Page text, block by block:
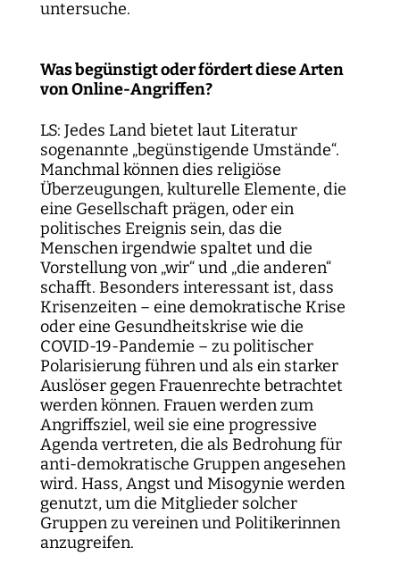
untersuche.
Was begünstigt oder fördert diese Arten
von Online-Angriffen?
LS: Jedes Land bietet laut Literatur
sogenannte „begünstigende Umstände“.
Manchmal können dies religiöse
Überzeugungen, kulturelle Elemente, die
eine Gesellschaft prägen, oder ein
politisches Ereignis sein, das die
Menschen irgendwie spaltet und die
Vorstellung von „wir“ und „die anderen“
schafft. Besonders interessant ist, dass
Krisenzeiten – eine demokratische Krise
oder eine Gesundheitskrise wie die
COVID-19-Pandemie – zu politischer
Polarisierung führen und als ein starker
Auslöser gegen Frauenrechte betrachtet
werden können. Frauen werden zum
Angriffsziel, weil sie eine progressive
Agenda vertreten, die als Bedrohung für
anti-demokratische Gruppen angesehen
wird. Hass, Angst und Misogynie werden
genutzt, um die Mitglieder solcher
Gruppen zu vereinen und Politikerinnen
anzugreifen.